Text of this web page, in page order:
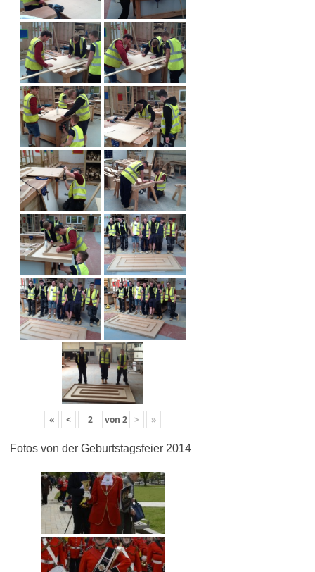
« < von 2 > »
Fotos von der Geburtstagsfeier 2014